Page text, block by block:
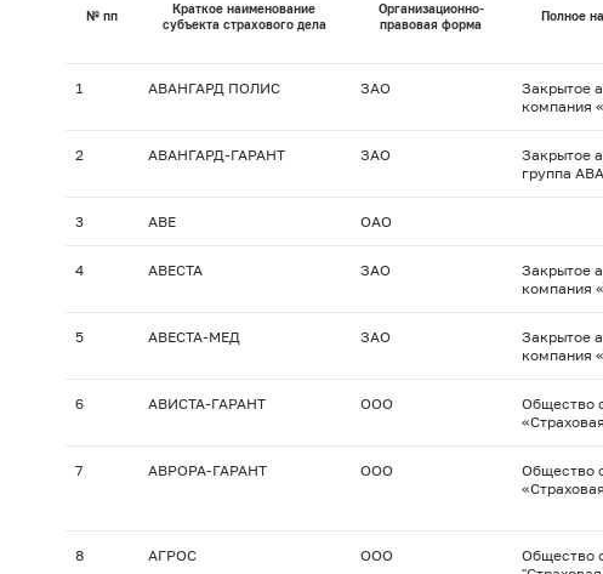
№ пп
Краткое наименование
субъекта страхового дела
Организационно-
правовая форма
Полное
1 АВАНГАРД ПОЛИС ЗАО
Закрытое
компания
2 АВАНГАРД-ГАРАНТ ЗАО
Закрытое
группа
3 АВЕ ОАО
4 АВЕСТА ЗАО
Закрытое
компания
5 АВЕСТА-МЕД ЗАО
Закрытое
компания
6 АВИСТА-ГАРАНТ ООО
Общество
7 АВРОРА-ГАРАНТ ООО
Общество
8 АГРОС ООО
Общество